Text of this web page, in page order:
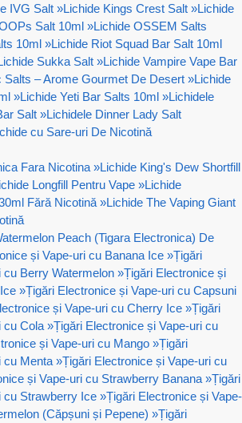
IVG Salt »Lichide Kings Crest Salt »Lichide
Salt 10ml »Lichide OSSEM Salts
10ml »Lichide Riot Squad Bar Salt 10ml
Sukka Salt »Lichide Vampire Vape Bar
Salts – Arome Gourmet De Desert »Lichide
»Lichide Yeti Bar Salts 10ml »Lichidele
Salt »Lichidele Dinner Lady Salt
cu Sare-uri De Nicotină
Fara Nicotina »Lichide King's Dew Shortfill
Longfill Pentru Vape »Lichide
Fără Nicotină »Lichide The Vaping Giant
Peach (Tigara Electronica) De
și Vape-uri cu Banana Ice »Țigări
cu Berry Watermelon »Țigări Electronice și
»Țigări Electronice și Vape-uri cu Capsuni
și Vape-uri cu Cherry Ice »Țigări
cu Cola »Țigări Electronice și Vape-uri cu
și Vape-uri cu Mango »Țigări
cu Menta »Țigări Electronice și Vape-uri cu
și Vape-uri cu Strawberry Banana »Țigări
cu Strawberry Ice »Țigări Electronice și Vape-
(Căpșuni și Pepene) »Țigări